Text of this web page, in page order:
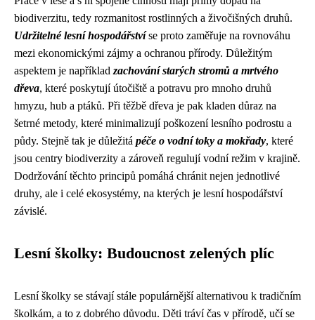
biodiverzitu, tedy rozmanitost rostlinných a živočišných druhů.
Udržitelné lesní hospodářstvíse proto zaměřuje na rovnováhu
mezi ekonomickými zájmy a ochranou přírody. Důležitým
aspektem je například zachování starých stromů a mrtvého
dřeva, které poskytují útočiště a potravu pro mnoho druhů
hmyzu, hub a ptáků. Při těžbě dřeva je pak kladen důraz na
šetrné metody, které minimalizují poškození lesního podrostu a
půdy. Stejně tak je důležitá péče o vodní toky a mokřady, které
jsou centry biodiverzity a zároveň regulují vodní režim v krajině.
Dodržování těchto principů pomáhá chránit nejen jednotlivé
druhy, ale i celé ekosystémy, na kterých je lesní hospodářství
závislé.
Lesní školky: Budoucnost zelených plíc
Lesní školky se stávají stále populárnější alternativou k tradičním
školkám, a to z dobrého důvodu. Děti tráví čas v přírodě, učí se